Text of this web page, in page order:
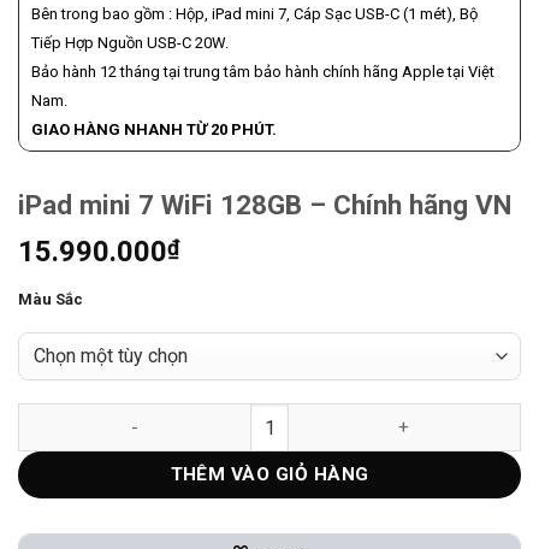
Bên trong bao gồm : Hộp, iPad mini 7, Cáp Sạc USB-C (1 mét), Bộ
Tiếp Hợp Nguồn USB-C 20W.
Bảo hành 12 tháng tại trung tâm bảo hành chính hãng Apple tại Việt
Nam.
GIAO HÀNG NHANH TỪ 20 PHÚT.
iPad mini 7 WiFi 128GB – Chính hãng VN
15.990.000₫
Màu Sắc
iPad mini 7 WiFi 128GB – Chính hãng VN số lượng
THÊM VÀO GIỎ HÀNG